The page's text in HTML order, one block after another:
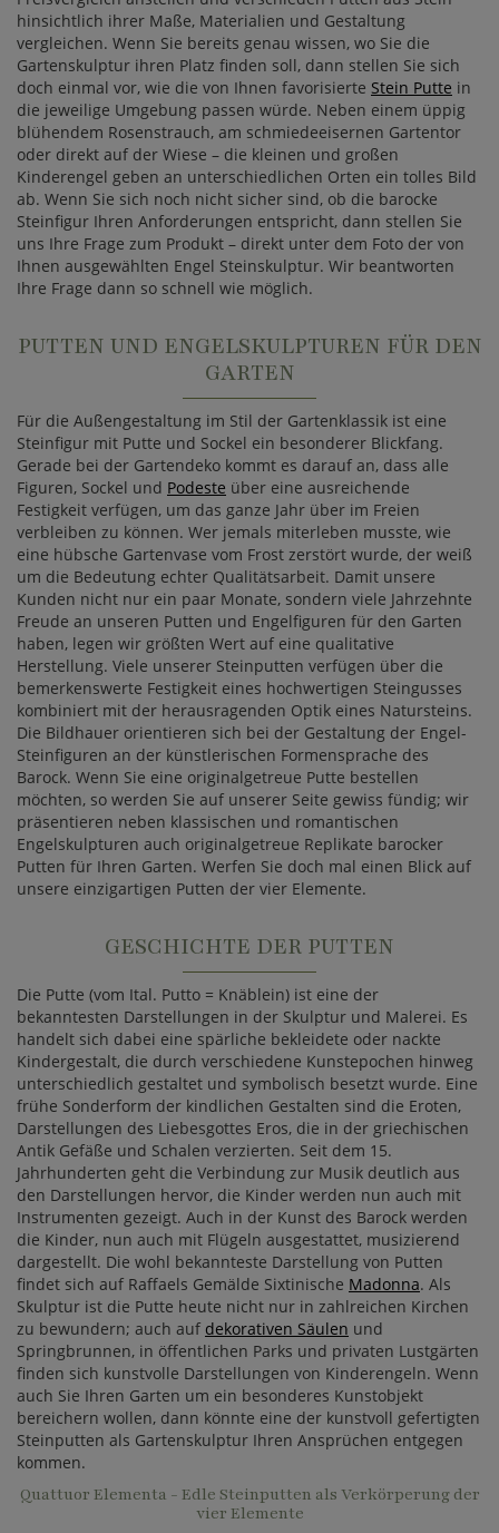
hinsichtlich ihrer Maße, Materialien und Gestaltung
vergleichen. Wenn Sie bereits genau wissen, wo Sie die
Gartenskulptur ihren Platz finden soll, dann stellen Sie sich
doch einmal vor, wie die von Ihnen favorisierte Stein Putte in
die jeweilige Umgebung passen würde. Neben einem üppig
blühendem Rosenstrauch, am schmiedeeisernen Gartentor
oder direkt auf der Wiese – die kleinen und großen
Kinderengel geben an unterschiedlichen Orten ein tolles Bild
ab. Wenn Sie sich noch nicht sicher sind, ob die barocke
Steinfigur Ihren Anforderungen entspricht, dann stellen Sie
uns Ihre Frage zum Produkt – direkt unter dem Foto der von
Ihnen ausgewählten Engel Steinskulptur. Wir beantworten
Ihre Frage dann so schnell wie möglich.
PUTTEN UND ENGELSKULPTUREN FÜR DEN
GARTEN
Für die Außengestaltung im Stil der Gartenklassik ist eine
Steinfigur mit Putte und Sockel ein besonderer Blickfang.
Gerade bei der Gartendeko kommt es darauf an, dass alle
Figuren, Sockel und Podeste über eine ausreichende
Festigkeit verfügen, um das ganze Jahr über im Freien
verbleiben zu können. Wer jemals miterleben musste, wie
eine hübsche Gartenvase vom Frost zerstört wurde, der weiß
um die Bedeutung echter Qualitätsarbeit. Damit unsere
Kunden nicht nur ein paar Monate, sondern viele Jahrzehnte
Freude an unseren Putten und Engelfiguren für den Garten
haben, legen wir größten Wert auf eine qualitative
Herstellung. Viele unserer Steinputten verfügen über die
bemerkenswerte Festigkeit eines hochwertigen Steingusses
kombiniert mit der herausragenden Optik eines Natursteins.
Die Bildhauer orientieren sich bei der Gestaltung der Engel-
Steinfiguren an der künstlerischen Formensprache des
Barock. Wenn Sie eine originalgetreue Putte bestellen
möchten, so werden Sie auf unserer Seite gewiss fündig; wir
präsentieren neben klassischen und romantischen
Engelskulpturen auch originalgetreue Replikate barocker
Putten für Ihren Garten. Werfen Sie doch mal einen Blick auf
unsere einzigartigen Putten der vier Elemente.
GESCHICHTE DER PUTTEN
Die Putte (vom Ital. Putto = Knäblein) ist eine der
bekanntesten Darstellungen in der Skulptur und Malerei. Es
handelt sich dabei eine spärliche bekleidete oder nackte
Kindergestalt, die durch verschiedene Kunstepochen hinweg
unterschiedlich gestaltet und symbolisch besetzt wurde. Eine
frühe Sonderform der kindlichen Gestalten sind die Eroten,
Darstellungen des Liebesgottes Eros, die in der griechischen
Antik Gefäße und Schalen verzierten. Seit dem 15.
Jahrhunderten geht die Verbindung zur Musik deutlich aus
den Darstellungen hervor, die Kinder werden nun auch mit
Instrumenten gezeigt. Auch in der Kunst des Barock werden
die Kinder, nun auch mit Flügeln ausgestattet, musizierend
dargestellt. Die wohl bekannteste Darstellung von Putten
findet sich auf Raffaels Gemälde Sixtinische Madonna. Als
Skulptur ist die Putte heute nicht nur in zahlreichen Kirchen
zu bewundern; auch auf dekorativen Säulen und
Springbrunnen, in öffentlichen Parks und privaten Lustgärten
finden sich kunstvolle Darstellungen von Kinderengeln. Wenn
auch Sie Ihren Garten um ein besonderes Kunstobjekt
bereichern wollen, dann könnte eine der kunstvoll gefertigten
Steinputten als Gartenskulptur Ihren Ansprüchen entgegen
kommen.
Quattuor Elementa - Edle Steinputten als Verkörperung der
vier Elemente